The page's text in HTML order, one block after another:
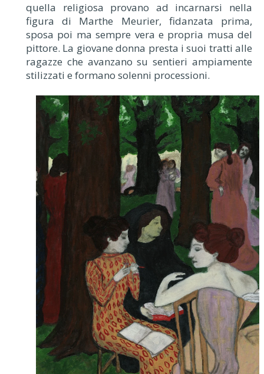
quella religiosa provano ad incarnarsi nella
figura di Marthe Meurier, fidanzata prima,
sposa poi ma sempre vera e propria musa del
pittore. La giovane donna presta i suoi tratti alle
ragazze che avanzano su sentieri ampiamente
stilizzati e formano solenni processioni.